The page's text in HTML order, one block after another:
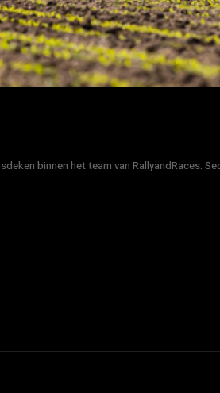
binnen het team van RallyandRaces.